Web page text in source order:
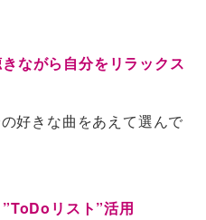
ながら自分をリラックス
好きな曲をあえて選んで
リスト”活用